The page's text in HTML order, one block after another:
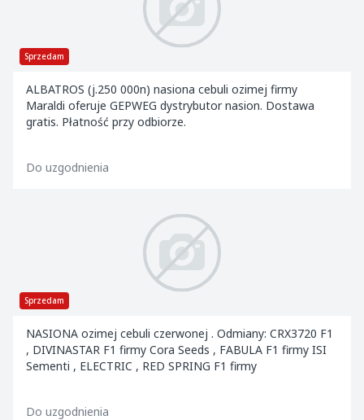
Sprzedam
ALBATROS (j.250 000n) nasiona cebuli ozimej firmy
Maraldi oferuje GEPWEG dystrybutor nasion. Dostawa
gratis. Płatność przy odbiorze.
Do uzgodnienia
Sprzedam
NASIONA ozimej cebuli czerwonej . Odmiany: CRX3720 F1
, DIVINASTAR F1 firmy Cora Seeds , FABULA F1 firmy ISI
Sementi , ELECTRIC , RED SPRING F1 firmy
Do uzgodnienia